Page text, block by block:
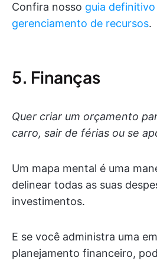
Confira nosso guia definitivo
gerenciamento de recursos.
5. Finanças
Quer criar um orçamento
carro, sair de férias ou se
Um mapa mental é uma
delinear todas as suas
investimentos.
E se você administra uma
planejamento financeiro,